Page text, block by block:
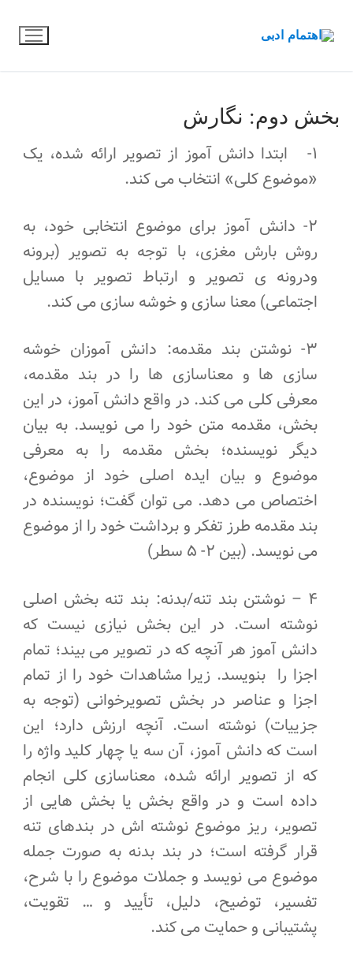
محتوا
بخش دوم: نگارش
۱- ابتدا دانش آموز از تصویر ارائه شده، یک
«موضوع کلی» انتخاب می کند.
۲- دانش آموز برای موضوع انتخابی خود، به
روش بارش مغزی، با توجه به تصویر (برونه
ودرونه ی تصویر و ارتباط تصویر با مسایل
اجتماعی) معنا سازی و خوشه سازی می کند.
۳- نوشتن بند مقدمه: دانش آموزان خوشه
سازی ها و معناسازی ها را در بند مقدمه،
معرفی کلی می کند. در واقع دانش آموز، در این
بخش، مقدمه متن خود را می نویسد. به بیان
دیگر نویسنده؛ بخش مقدمه را به معرفی
موضوع و بیان ایده اصلی خود از موضوع،
اختصاص می دهد. می توان گفت؛ نویسنده در
بند مقدمه طرز تفکر و برداشت خود را از موضوع
می نویسد. (بین ۲- ۵ سطر)
۴ – نوشتن بند تنه/بدنه: بند تنه بخش اصلی
نوشته است. در این بخش نیازی نیست که
دانش آموز هر آنچه که در تصویر می بیند؛ تمام
اجزا را بنویسد. زیرا مشاهدات خود را از تمام
اجزا و عناصر در بخش تصویرخوانی (توجه به
جزییات) نوشته است. آنچه ارزش دارد؛ این
است که دانش آموز، آن سه یا چهار کلید واژه را
که از تصویر ارائه شده، معناسازی کلی انجام
داده است و در واقع بخش یا بخش هایی از
تصویر، ریز موضوع نوشته اش در بندهای تنه
قرار گرفته است؛ در بند بدنه به صورت جمله
موضوع می نویسد و جملات موضوع را با شرح،
تفسیر، توضیح، دلیل، تأیید و … تقویت،
پشتیبانی و حمایت می کند.